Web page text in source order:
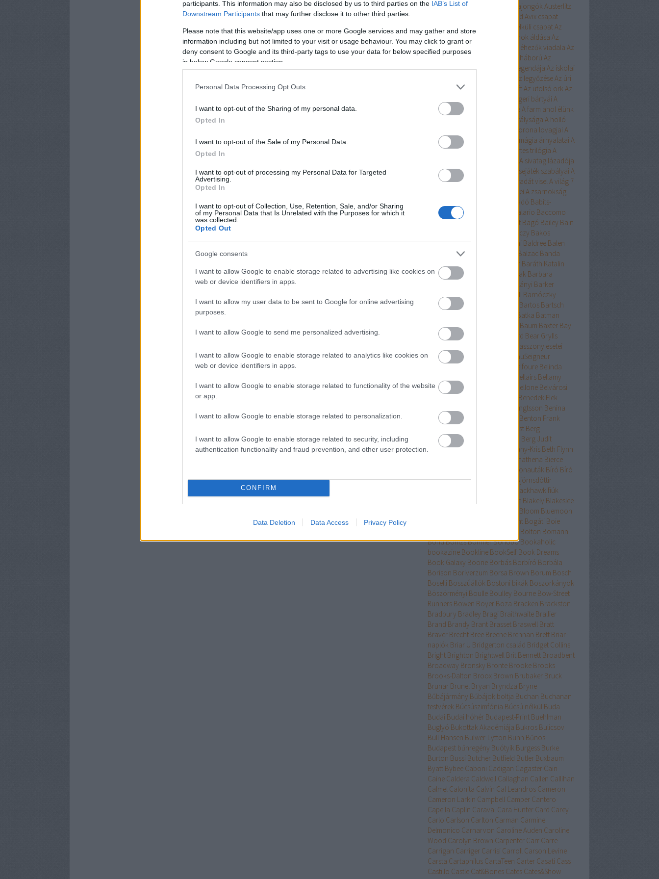
participants. This information may also be disclosed by us to third parties on the IAB’s List of
Downstream Participants that may further disclose it to other third parties.
Please note that this website/app uses one or more Google services and may gather and store
information including but not limited to your visit or usage behaviour. You may click to grant or
deny consent to Google and its third-party tags to use your data for below specified purposes
in below Google consent section.
Personal Data Processing Opt Outs
I want to opt-out of the Sharing of my personal data.
Opted In
I want to opt-out of the Sale of my Personal Data.
Opted In
I want to opt-out of processing my Personal Data for Targeted
Advertising.
Opted In
I want to opt-out of Collection, Use, Retention, Sale, and/or Sharing
of my Personal Data that Is Unrelated with the Purposes for which it
was collected.
Opted Out
Google consents
I want to allow Google to enable storage related to advertising like cookies on
web or device identifiers in apps.
I want to allow my user data to be sent to Google for online advertising
purposes.
I want to allow Google to send me personalized advertising.
I want to allow Google to enable storage related to analytics like cookies on
web or device identifiers in apps.
I want to allow Google to enable storage related to functionality of the website
or app.
I want to allow Google to enable storage related to personalization.
I want to allow Google to enable storage related to security, including
authentication functionality and fraud prevention, and other user protection.
CONFIRM
Data Deletion Data Access Privacy Policy
Aubert Aurora Austen-rajongók Austerlitz
Aveyard Avix csapat
Awad
Ázsia-saga Az arc nélküli csapatAz
auschwitzi bába
Az égi hivatalnok áldása Az
egydolláros ló
Az éhezők viadala Az
éjszaka hercege
Az első hangy háború Az
elveszett flottaAz északi erdő legendája Az iskolai
Az Olimposz legyőzéseAz úri
csirkefogóAz utolsó huszonhétAz utolsó ork Az
A Birodalom tengeri bártyái A
démoni kultiváció nagymestereA farm ahol élünk
A híd királysága A holló
A korona lovagjai A
levegő népe
A mágia árnyalatai A
mágia rabjai
A nyertes trilógia A
A sivatag lázadója
A szerelem egyenlete
A szerencsejáték szabályai A
szőlő boszorkánya
A tacskó Pradát viselA világ 7
A Yellowstone alfahímjei A zsarnokság
Babilon Kiadó Babits-
gyilkosságok
Baccalario Baccomo
BackmanBaehr Baggot Bagó Bailey Bain
Bakóczy Bakos
Balatoni krimik
Baldini Baldree Balen
Bálint ErikaBallard Balzac Banda
Bán Mór Baráth Katalin
Baráth Viktória
Barátnak tartalak Barbara
Bárkányi Barker
BarlogBarnard Barnhill Barnóczky
Baron
Barreau Bartos Bartsch
Batka Batman
történetekBauer Baum Baxter Bay
Bayard
Bazterrica Beard Bear Grylls
Beatrice Hyde-Clare kisasszony esetei
Beatriz Williams
BeauSeigneur
Beecher Stowe
Belfoure Belinda
Bellairs Bellamy
Creek
Belle Bellinger-nővérek Bellone Belvárosi
Benedek Elek
Bengtsson Benina
Benioff
Benkő
Benton Frank
Berest Berg
Berger&Blom
Berg Judit
BernardBerry Bethany-Kris Beth Flynn
Bhathena Bierce
Bionauták Bíró Bíró
SzabolcsBishop
Björnsdóttir
Blackhawk fiúk
Blake Blakely Blakeslee
Bloom Bluemoon
Body Count Bogáti Boie
Bolton Bomann
BondBónizsBonnierBonobó Bookaholic
bookazine Bookline BookSelf Book Dreams
Book Galaxy Boone Borbás Borbíró Borbála
Borison Boriverzum Borsa Brown Borum Bosch
Boselli Bosszúállók Bostoni bikák Boszorkányok
Böszörményi Boulle Boulley Bourne Bow-Street
Runners Bowen Boyer Boza Bracken Brackston
Bradbury Bradley Bragi Braithwaite Brallier
Brand Brandy Brant Brasset Braswell Bratt
Braver Brecht Bree Breene Brennan Brett Briar-
naplók Briar U Bridgerton család Bridget Collins
Bright Brighton Brightwell Brit Bennett Broadbent
Broadway Bronsky Bronte Brooke Brooks
Brooks-Dalton Broox Brown Brubaker Bruck
Brunar Brunel Bryan Bryndza Bryne
Bűbájármány Bűbájok boltja Buchan Buchanan
testvérek Búcsúszimfónia Búcsú nélkül Buda
Budai Budai hóhér Budapest-Print Buehlman
Buglyó Bukottak Akadémiája Bukros Bulicsov
Bull-Hansen Bulwer-Lytton Bunn Bűnös
Budapest bűnregény Buótyik Burgess Burke
Burton Bussi Butcher Butfield Butler Buxbaum
Byatt Bybee Caboni Cadigan Cagaster Cain
Caine Caldera Caldwell Callaghan Callen Callihan
Calmel Calonita Calvin Cal Leandros Cameron
Cameron Larkin Campbell Camper Cantero
Capella Caplin Caraval Cara Hunter Card Carey
Carlo Carlson Carlton Carman Carmine
Delmonico Carnarvon Caroline Auden Caroline
Wood Carolyn Brown Carpenter Carr Carre
Carrigan Carriger Carrisi Carroll Carson Levine
Carsta Cartaphilus CartaTeen Carter Casati Cass
Castillo Castle Cat&Bones Cates Cates&Show